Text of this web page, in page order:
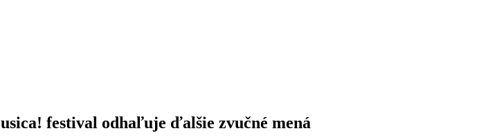
festival odhaľuje ďalšie zvučné mená